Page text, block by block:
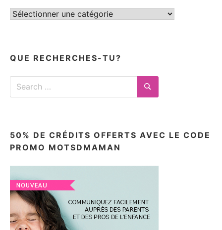
Tous
QUE RECHERCHES-TU?
Search
Search
50% DE CRÉDITS OFFERTS AVEC LE CODE
PROMO MOTSDMAMAN